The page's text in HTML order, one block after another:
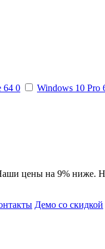
64 0 Windows 10 Pro
цены на 9% ниже.
Демо со скидкой